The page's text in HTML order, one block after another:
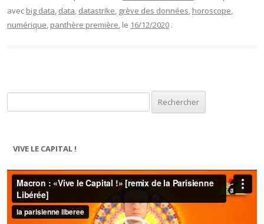
avec big data, data, datastrike, grève des données, horoscope,
numérique, panthère première, le 16/12/2020 .
VIVE LE CAPITAL !
Lecteur
vidéo